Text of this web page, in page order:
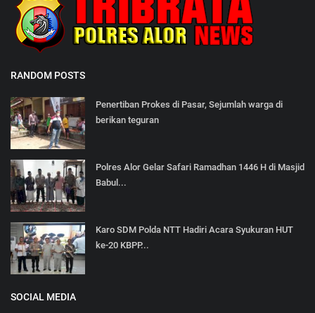
RANDOM POSTS
Penertiban Prokes di Pasar, Sejumlah warga di
berikan teguran
Polres Alor Gelar Safari Ramadhan 1446 H di Masjid
Babul...
Karo SDM Polda NTT Hadiri Acara Syukuran HUT
ke-20 KBPP...
SOCIAL MEDIA